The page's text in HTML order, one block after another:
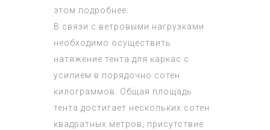
этом подробнее:
В связи с ветровыми нагрузками
необходимо осуществить
натяжение тента для каркас с
усилием в порядочно сотен
килограммов. Общая площадь
тента достигает нескольких сотен
квадратных метров, присутствие